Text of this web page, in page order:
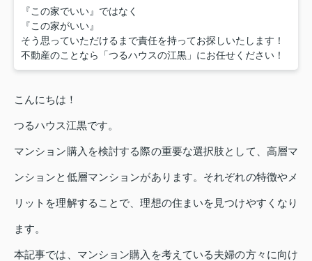
『この家でいい』ではなく
『この家がいい』
そう思っていただけるまで責任を持ってお探しいたします！
不動産のことなら「つるハウスの江黒」にお任せください！
こんにちは！
つるハウス江黒です。
マンション購入を検討する際の重要な選択肢として、高層マ
ンションと低層マンションがあります。それぞれの特徴やメ
リットを理解することで、理想の住まいを見つけやすくなり
ます。
本記事では、マンション購入を考えている夫婦の方々に向け